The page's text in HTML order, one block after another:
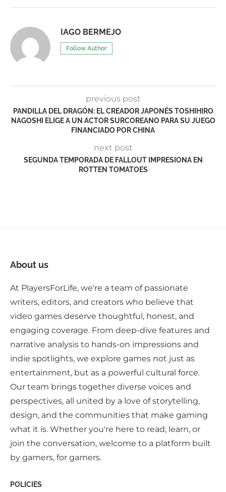
IAGO BERMEJO
Follow Author
previous post
PANDILLA DEL DRAGÓN: EL CREADOR JAPONÉS TOSHIHIRO
NAGOSHI ELIGE A UN ACTOR SURCOREANO PARA SU JUEGO
FINANCIADO POR CHINA
next post
SEGUNDA TEMPORADA DE FALLOUT IMPRESIONA EN
ROTTEN TOMATOES
About us
At PlayersForLife, we're a team of passionate
writers, editors, and creators who believe that
video games deserve thoughtful, honest, and
engaging coverage. From deep-dive features and
narrative analysis to hands-on impressions and
indie spotlights, we explore games not just as
entertainment, but as a powerful cultural force.
Our team brings together diverse voices and
perspectives, all united by a love of storytelling,
design, and the communities that make gaming
what it is. Whether you're here to read, learn, or
join the conversation, welcome to a platform built
by gamers, for gamers.
POLICIES